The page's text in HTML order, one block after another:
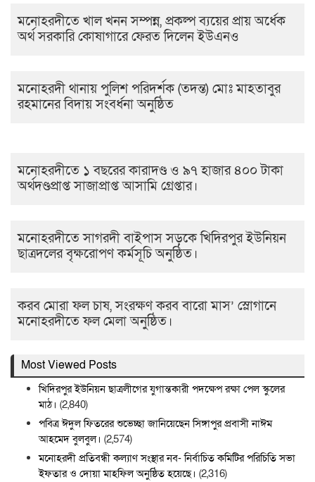
মনোহরদীতে খাল খনন সম্পন্ন, প্রকল্প ব্যয়ের প্রায় অর্ধেক
অর্থ সরকারি কোষাগারে ফেরত দিলেন ইউএনও
মনোহরদী থানায় পুলিশ পরিদর্শক (তদন্ত) মোঃ মাহতাবুর
রহমানের বিদায় সংবর্ধনা অনুষ্ঠিত
মনোহরদীতে ১ বছরের কারাদণ্ড ও ৯৭ হাজার ৪০০ টাকা
অর্থদণ্ডপ্রাপ্ত সাজাপ্রাপ্ত আসামি গ্রেপ্তার।
মনোহরদীতে সাগরদী বাইপাস সড়কে খিদিরপুর ইউনিয়ন
ছাত্রদলের বৃক্ষরোপণ কর্মসূচি অনুষ্ঠিত।
করব মোরা ফল চাষ, সংরক্ষণ করব বারো মাস’ স্লোগানে
মনোহরদীতে ফল মেলা অনুষ্ঠিত।
Most Viewed Posts
খিদিরপুর ইউনিয়ন ছাত্রলীগের যুগান্তকারী পদক্ষেপ রক্ষা পেল স্কুলের
মাঠ। (2,840)
পবিত্র ঈদুল ফিতরের শুভেচ্ছা জানিয়েছেন সিঙ্গাপুর প্রবাসী নাঈম
আহমেদ বুলবুল। (2,574)
মনোহরদী প্রতিবন্ধী কল্যাণ সংস্থার নব- নির্বাচিত কমিটির পরিচিতি সভা
ইফতার ও দোয়া মাহফিল অনুষ্ঠিত হয়েছে। (2,316)